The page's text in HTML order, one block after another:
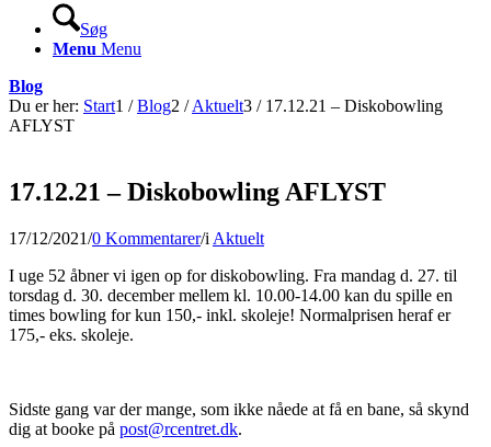
Søg
Menu Menu
Blog
Du er her: Start1 / Blog2 / Aktuelt3 / 17.12.21 – Diskobowling
AFLYST
17.12.21 – Diskobowling AFLYST
17/12/2021/0 Kommentarer/i Aktuelt
I uge 52 åbner vi igen op for diskobowling. Fra mandag d. 27. til
torsdag d. 30. december mellem kl. 10.00-14.00 kan du spille en
times bowling for kun 150,- inkl. skoleje! Normalprisen heraf er
175,- eks. skoleje.
Sidste gang var der mange, som ikke nåede at få en bane, så skynd
dig at booke på post@rcentret.dk.